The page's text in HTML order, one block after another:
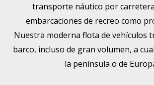
transporte náutico por
embarcaciones de recreo como
Nuestra moderna flota de vehículos
barco, incluso de gran volumen, a
la península o de